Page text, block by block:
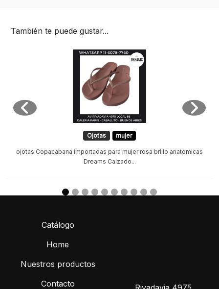
También te puede gustar...
Ojotas mujer
ojotas Copacabana importadas para mujer rosa brillo anatomicas
Dreams Calzado...
Catálogo
Home
Nuestros productos
Contacto